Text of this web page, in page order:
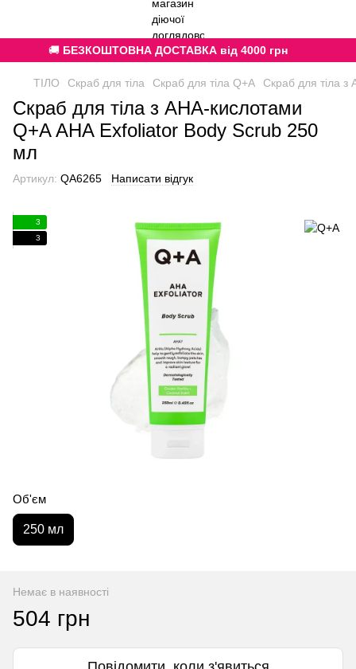
🚚 БЕЗКОШТОВНА ДОСТАВКА від 4000 грн
ТІЛО Скраб для тіла Скраб для тіла Q+A Скраб для тіла
Скраб для тіла з AHA-кислотами
Q+A AHA Exfoliator Body Scrub 250
мл
Артикул: QA6265 Написати відгук
3
3
Об'єм
250 мл
Немає в наявності
504 грн